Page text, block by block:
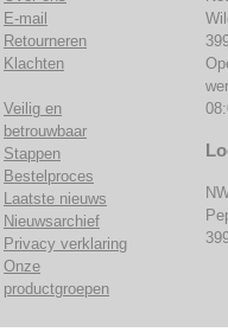
E-mail
Retourneren
Klachten
Veilig en
betrouwbaar
Stappen
Bestelproces
Laatste nieuws
Nieuwsarchief
Privacy verklaring
Onze
productgroepen